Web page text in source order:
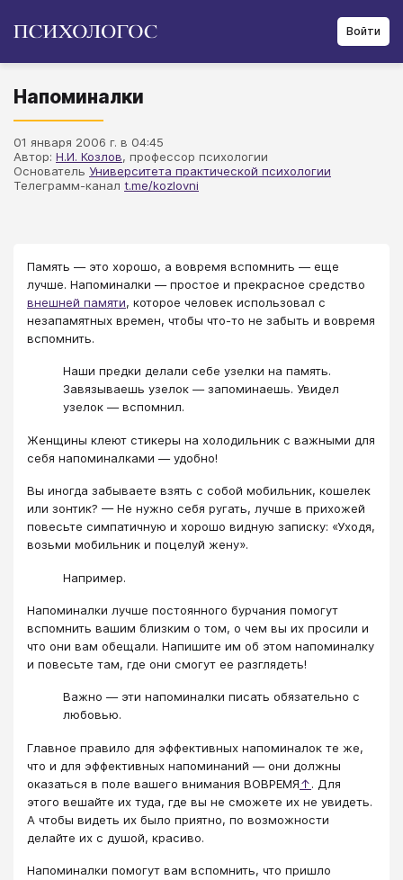
Войти
Напоминалки
01 января 2006 г. в 04:45
Автор: Н.И. Козлов, профессор психологии
Основатель Университета практической психологии
Телеграмм-канал t.me/kozlovni
Память — это хорошо, а вовремя вспомнить — еще
лучше. Напоминалки — простое и прекрасное средство
внешней памяти, которое человек использовал с
незапамятных времен, чтобы что-то не забыть и вовремя
вспомнить.
Наши предки делали себе узелки на память.
Завязываешь узелок — запоминаешь. Увидел
узелок — вспомнил.
Женщины клеют стикеры на холодильник с важными для
себя напоминалками — удобно!
Вы иногда забываете взять с собой мобильник, кошелек
или зонтик? — Не нужно себя ругать, лучше в прихожей
повесьте симпатичную и хорошо видную записку: «Уходя,
возьми мобильник и поцелуй жену».
Например.
Напоминалки лучше постоянного бурчания помогут
вспомнить вашим близким о том, о чем вы их просили и
что они вам обещали. Напишите им об этом напоминалку
и повесьте там, где они смогут ее разглядеть!
Важно — эти напоминалки писать обязательно с
любовью.
Главное правило для эффективных напоминалок те же,
что и для эффективных напоминаний — они должны
оказаться в поле вашего внимания ВОВРЕМЯ↑. Для
этого вешайте их туда, где вы не сможете их не увидеть.
А чтобы видеть их было приятно, по возможности
делайте их с душой, красиво.
Напоминалки помогут вам вспомнить, что пришло